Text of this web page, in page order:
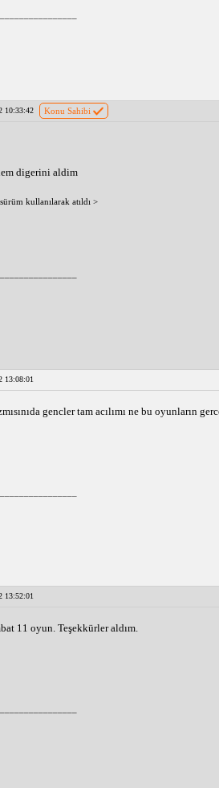
10:33:42 Konu Sahibi
digerini aldim
kullanılarak atıldı >
13:08:01
gencler tam acılımı ne bu oyunların
13:52:01
11 oyun. Teşekkürler aldım.